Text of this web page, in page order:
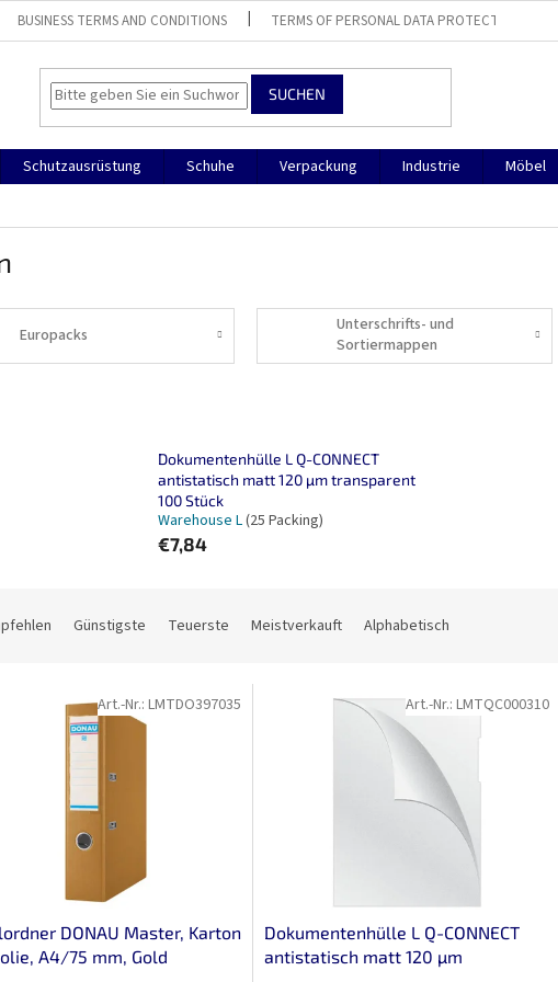
BUSINESS TERMS AND CONDITIONS TERMS OF PERSONAL DATA PROTECTION
SUCHEN
Schutzausrüstung Schuhe Verpackung Industrie Möbel
Europacks
Unterschrifts- und
Sortiermappen
Dokumentenhülle L Q-CONNECT
antistatisch matt 120 µm transparent
100 Stück
Warehouse L(25 Packing)
€7,84
Günstigste Teuerste Meistverkauft Alphabetisch
DONAU Master, Karton
A4/75 mm, Gold
Art.-Nr.: LMTDO397035
Dokumentenhülle L Q-CONNECT
antistatisch matt 120 µm
Art.-Nr.: LMTQC000310